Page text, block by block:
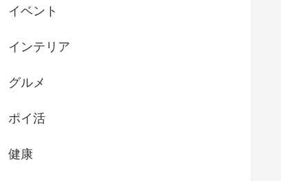
イベント
インテリア
グルメ
ポイ活
健康